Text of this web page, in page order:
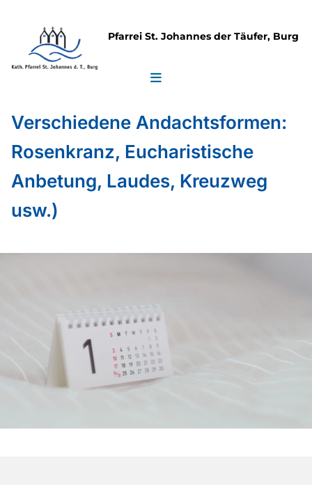
Pfarrei St. Johannes der Täufer, Burg
Verschiedene Andachtsformen:
Rosenkranz, Eucharistische
Anbetung, Laudes, Kreuzweg
usw.)